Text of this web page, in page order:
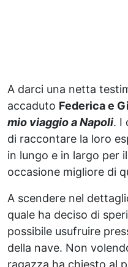
A darci una netta
accaduto Federica e
mio viaggio a Napoli. I
di raccontare la loro
in lungo e in largo per
occasione migliore di
A scendere nel
quale ha deciso di
possibile usufruire
della nave. Non
ragazza ha chiesto al